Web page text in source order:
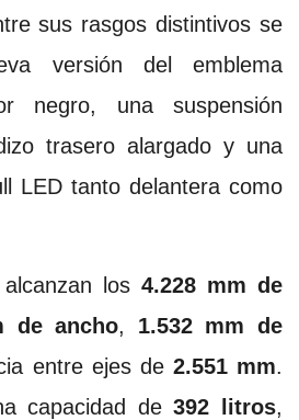
sus rasgos distintivos se
versión del emblema
negro, una suspensión
trasero alargado y una
LED tanto delantera como
los 4.228 mm de
de ancho, 1.532 mm de
entre ejes de 2.551 mm.
capacidad de392 litros,